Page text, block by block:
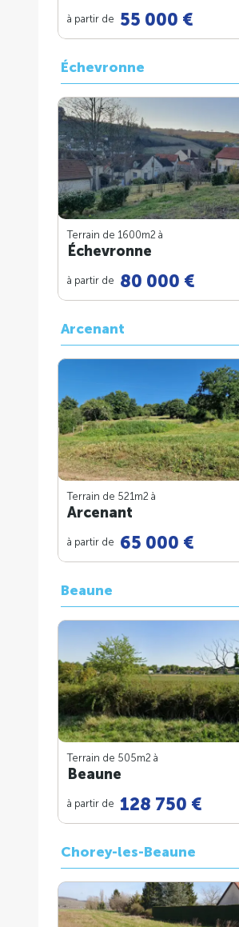
à partir de 55 000 €
Échevronne
Terrain de 1600m2 à
Échevronne
à partir de 80 000 €
Arcenant
Terrain de 521m2 à
Arcenant
à partir de 65 000 €
Beaune
Terrain de 505m2 à
Beaune
à partir de 128 750 €
Chorey-les-Beaune